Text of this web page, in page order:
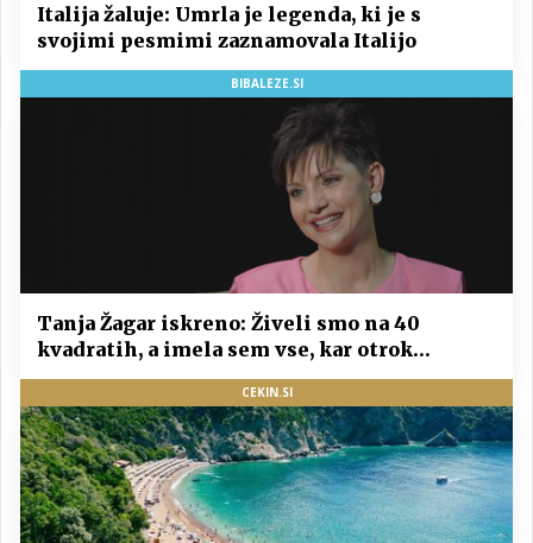
Italija žaluje: Umrla je legenda, ki je s
svojimi pesmimi zaznamovala Italijo
BIBALEZE.SI
Tanja Žagar iskreno: Živeli smo na 40
kvadratih, a imela sem vse, kar otrok
potrebuje
CEKIN.SI